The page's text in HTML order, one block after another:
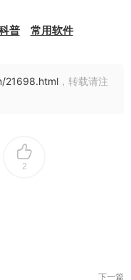
普 常用软件
21698.html ，转载请注
2
下一篇